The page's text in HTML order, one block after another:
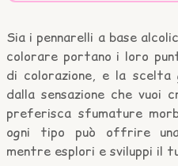
Sia i pennarelli a base
colorare portano i loro
di colorazione, e la scelta
dalla sensazione che vuoi
preferisca sfumature
ogni tipo può offrire
mentre esplori e sviluppi il